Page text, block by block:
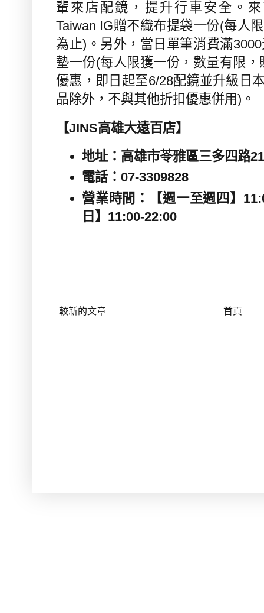
輩來店配鏡，提升行車安全。
Taiwan IG贈不織布提袋一份(每人
為止) 。另外，當日單筆消費滿3000
墊一份(每人限獲一份，數量有限，
優惠，即日起至6/28配鏡並升級日
品除外，不與其他折扣優惠併用) 。
【JINS高雄大遠百店】
地址：高雄市苓雅區三多四路21
電話： 07-3309828
營業時間：
【週一至週四】
日】 11:00-22:00
較新的文章 首頁